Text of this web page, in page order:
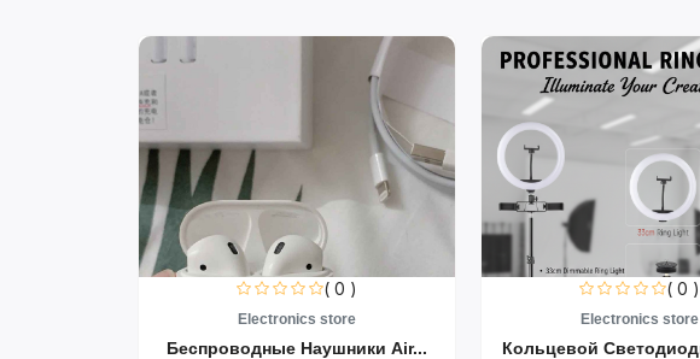
( 0 )
Electronics store
Беспроводные Наушники Air...
( 0 )
Electronics store
Кольцевой